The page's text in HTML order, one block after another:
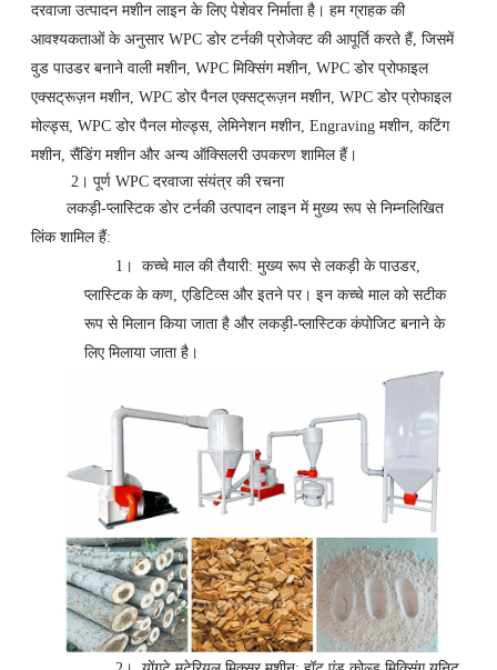
दरवाजा उत्पादन मशीन लाइन के लिए पेशेवर निर्माता है। हम ग्राहक की
आवश्यकताओं के अनुसार WPC डोर टर्नकी प्रोजेक्ट की आपूर्ति करते हैं, जिसमें
वुड पाउडर बनाने वाली मशीन, WPC मिक्सिंग मशीन, WPC डोर प्रोफाइल
एक्सट्रूज़न मशीन, WPC डोर पैनल एक्सट्रूज़न मशीन, WPC डोर प्रोफाइल
मोल्ड्स, WPC डोर पैनल मोल्ड्स, लेमिनेशन मशीन, Engraving मशीन, कटिंग
मशीन, सैंडिंग मशीन और अन्य ऑक्सिलरी उपकरण शामिल हैं।
2। पूर्ण WPC दरवाजा संयंत्र की रचना
लकड़ी-प्लास्टिक डोर टर्नकी उत्पादन लाइन में मुख्य रूप से निम्नलिखित
लिंक शामिल हैं:
1।
कच्चे माल की तैयारी: मुख्य रूप से लकड़ी के पाउडर,
प्लास्टिक के कण, एडिटिव्स और इतने पर। इन कच्चे माल को सटीक
रूप से मिलान किया जाता है और लकड़ी-प्लास्टिक कंपोजिट बनाने के
लिए मिलाया जाता है।